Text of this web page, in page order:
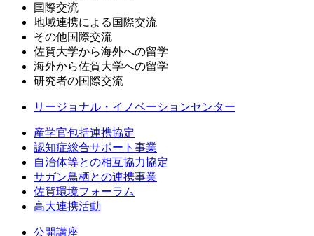
国際交流
地域連携による国際交流
その他国際交流
佐賀大学から海外への留学
海外から佐賀大学への留学
研究者の国際交流
リージョナル・イノベーションセンター
産学官包括連携協定
認知症総合サポート事業
自治体等との相互協力協定
サガン鳥栖との連携事業
佐賀環境フォーラム
高大連携活動
公開講座